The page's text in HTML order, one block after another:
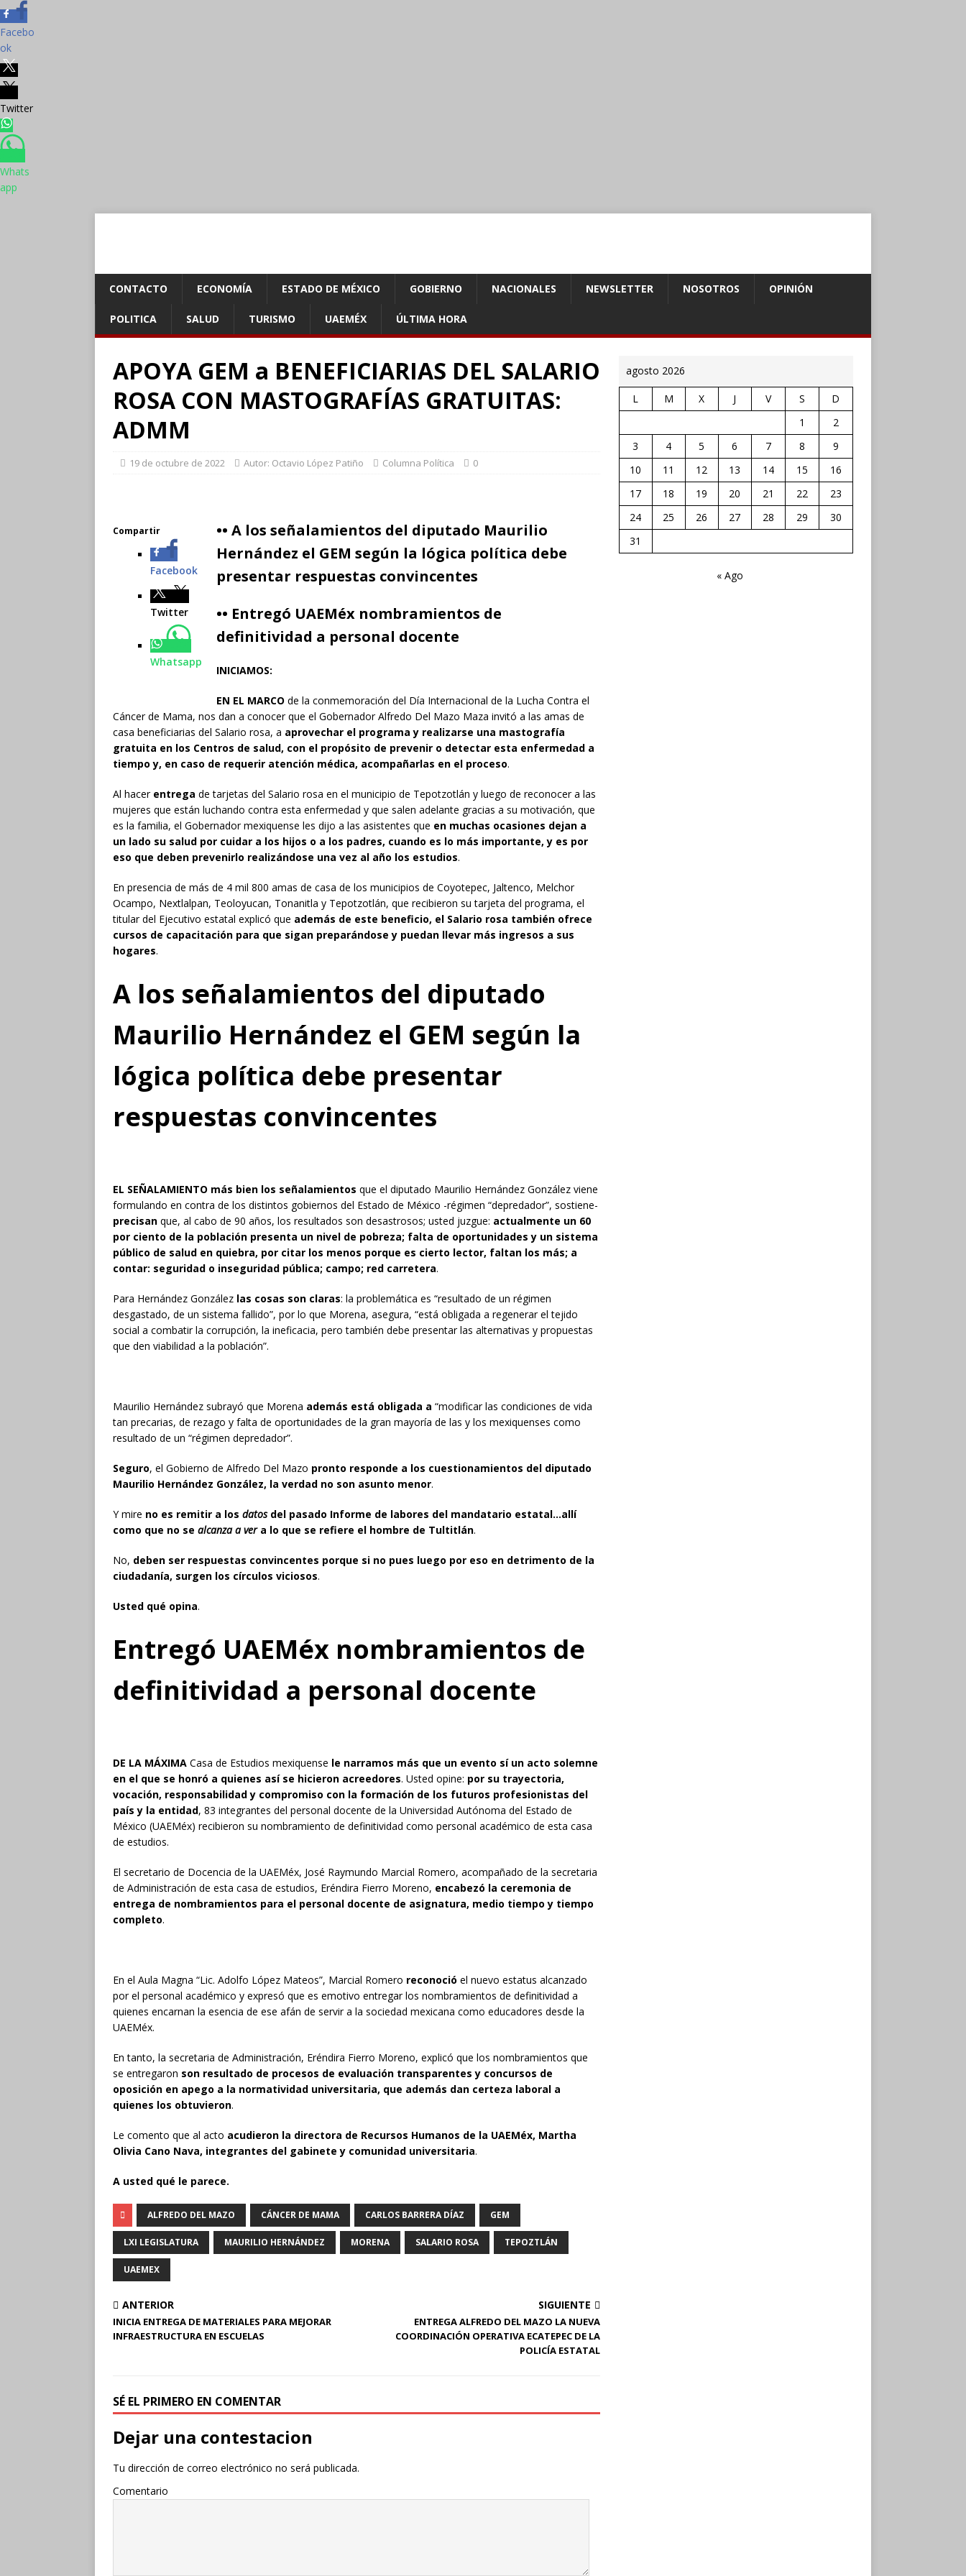
Facebo
ok
Twitter
Whats
app
CONTACTO ECONOMÍA ESTADO DE MÉXICO GOBIERNO NACIONALES NEWSLETTER NOSOTROS OPINIÓN
POLITICA SALUD TURISMO UAEMÉX ÚLTIMA HORA
APOYA GEM a BENEFICIARIAS DEL SALARIO
ROSA CON MASTOGRAFÍAS GRATUITAS:
ADMM
19 de octubre de 2022 Autor: Octavio López Patiño Columna Política 0
Compartir
Facebook
Twitter
Whatsapp
•• A los señalamientos del diputado Maurilio
Hernández el GEM según la lógica política debe
presentar respuestas convincentes
•• Entregó UAEMéx nombramientos de
definitividad a personal docente
INICIAMOS:
EN EL MARCO de la conmemoración del Día Internacional de la Lucha Contra el
Cáncer de Mama, nos dan a conocer que el Gobernador Alfredo Del Mazo Maza invitó a las amas de
casa beneficiarias del Salario rosa, a aprovechar el programa y realizarse una mastografía
gratuita en los Centros de salud, con el propósito de prevenir o detectar esta enfermedad a
tiempo y, en caso de requerir atención médica, acompañarlas en el proceso.
Al hacer entrega de tarjetas del Salario rosa en el municipio de Tepotzotlán y luego de reconocer a las
mujeres que están luchando contra esta enfermedad y que salen adelante gracias a su motivación, que
es la familia, el Gobernador mexiquense les dijo a las asistentes que en muchas ocasiones dejan a
un lado su salud por cuidar a los hijos o a los padres, cuando es lo más importante, y es por
eso que deben prevenirlo realizándose una vez al año los estudios.
En presencia de más de 4 mil 800 amas de casa de los municipios de Coyotepec, Jaltenco, Melchor
Ocampo, Nextlalpan, Teoloyucan, Tonanitla y Tepotzotlán, que recibieron su tarjeta del programa, el
titular del Ejecutivo estatal explicó que además de este beneficio, el Salario rosa también ofrece
cursos de capacitación para que sigan preparándose y puedan llevar más ingresos a sus
hogares.
A los señalamientos del diputado
Maurilio Hernández el GEM según la
lógica política debe presentar
respuestas convincentes
EL SEÑALAMIENTO más bien los señalamientos que el diputado Maurilio Hernández González viene
formulando en contra de los distintos gobiernos del Estado de México -régimen “depredador”, sostiene-
precisan que, al cabo de 90 años, los resultados son desastrosos; usted juzgue: actualmente un 60
por ciento de la población presenta un nivel de pobreza; falta de oportunidades y un sistema
público de salud en quiebra, por citar los menos porque es cierto lector, faltan los más; a
contar: seguridad o inseguridad pública; campo; red carretera.
Para Hernández González las cosas son claras: la problemática es “resultado de un régimen
desgastado, de un sistema fallido”, por lo que Morena, asegura, “está obligada a regenerar el tejido
social a combatir la corrupción, la ineficacia, pero también debe presentar las alternativas y propuestas
que den viabilidad a la población”.
Maurilio Hernández subrayó que Morena además está obligada a “modificar las condiciones de vida
tan precarias, de rezago y falta de oportunidades de la gran mayoría de las y los mexiquenses como
resultado de un “régimen depredador”.
Seguro, el Gobierno de Alfredo Del Mazo pronto responde a los cuestionamientos del diputado
Maurilio Hernández González, la verdad no son asunto menor.
Y mire no es remitir a los datosdel pasado Informe de labores del mandatario estatal…allí
como que no se alcanza a vera lo que se refiere el hombre de Tultitlán.
No, deben ser respuestas convincentes porque si no pues luego por eso en detrimento de la
ciudadanía, surgen los círculos viciosos.
Usted qué opina.
Entregó UAEMéx nombramientos de
definitividad a personal docente
DE LA MÁXIMA Casa de Estudios mexiquense le narramos más que un evento sí un acto solemne
en el que se honró a quienes así se hicieron acreedores. Usted opine: por su trayectoria,
vocación, responsabilidad y compromiso con la formación de los futuros profesionistas del
país y la entidad, 83 integrantes del personal docente de la Universidad Autónoma del Estado de
México (UAEMéx) recibieron su nombramiento de definitividad como personal académico de esta casa
de estudios.
El secretario de Docencia de la UAEMéx, José Raymundo Marcial Romero, acompañado de la secretaria
de Administración de esta casa de estudios, Eréndira Fierro Moreno, encabezó la ceremonia de
entrega de nombramientos para el personal docente de asignatura, medio tiempo y tiempo
completo.
En el Aula Magna “Lic. Adolfo López Mateos”, Marcial Romero reconoció el nuevo estatus alcanzado
por el personal académico y expresó que es emotivo entregar los nombramientos de definitividad a
quienes encarnan la esencia de ese afán de servir a la sociedad mexicana como educadores desde la
UAEMéx.
En tanto, la secretaria de Administración, Eréndira Fierro Moreno, explicó que los nombramientos que
se entregaron son resultado de procesos de evaluación transparentes y concursos de
oposición en apego a la normatividad universitaria, que además dan certeza laboral a
quienes los obtuvieron.
Le comento que al acto acudieron la directora de Recursos Humanos de la UAEMéx, Martha
Olivia Cano Nava, integrantes del gabinete y comunidad universitaria.
A usted qué le parece.
ALFREDO DEL MAZO CÁNCER DE MAMA CARLOS BARRERA DÍAZ GEM
LXI LEGISLATURA MAURILIO HERNÁNDEZ MORENA SALARIO ROSA TEPOZTLÁN
UAEMEX
ANTERIOR
INICIA ENTREGA DE MATERIALES PARA MEJORAR
INFRAESTRUCTURA EN ESCUELAS
SIGUIENTE
ENTREGA ALFREDO DEL MAZO LA NUEVA
COORDINACIÓN OPERATIVA ECATEPEC DE LA
POLICÍA ESTATAL
SÉ EL PRIMERO EN COMENTAR
Dejar una contestacion
Tu dirección de correo electrónico no será publicada.
Comentario
agosto 2026
L M X J V S
D
1
2
3
4 5 6 7 8
9
10
11 12 13 14 15
16
17
18 19 20 21 22
23
24
25 26 27 28 29
30
31
« Ago